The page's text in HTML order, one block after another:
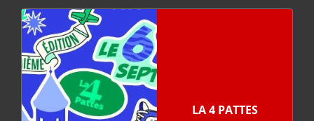
LA 4 PATTES